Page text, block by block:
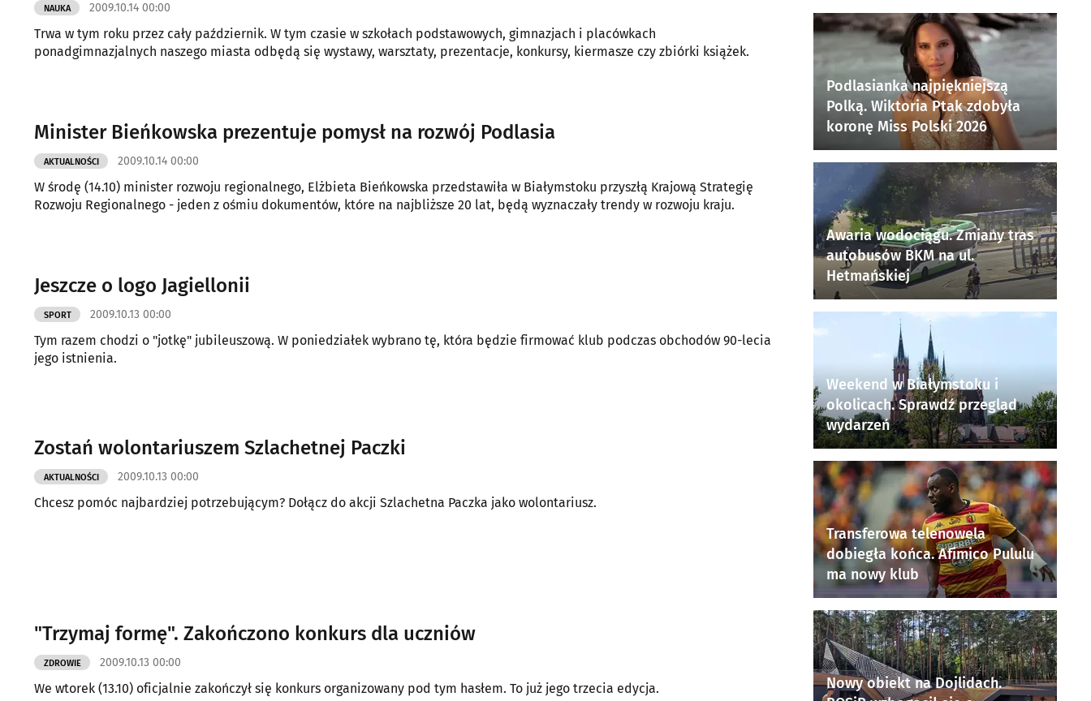
NAUKA 2009.10.14 00:00
Trwa w tym roku przez cały październik. W tym czasie w szkołach podstawowych, gimnazjach i placówkach
ponadgimnazjalnych naszego miasta odbędą się wystawy, warsztaty, prezentacje, konkursy, kiermasze czy zbiórki książek.
Minister Bieńkowska prezentuje pomysł na rozwój Podlasia
AKTUALNOŚCI 2009.10.14 00:00
W środę (14.10) minister rozwoju regionalnego, Elżbieta Bieńkowska przedstawiła w Białymstoku przyszłą Krajową Strategię
Rozwoju Regionalnego - jeden z ośmiu dokumentów, które na najbliższe 20 lat, będą wyznaczały trendy w rozwoju kraju.
Jeszcze o logo Jagiellonii
SPORT 2009.10.13 00:00
Tym razem chodzi o "jotkę" jubileuszową. W poniedziałek wybrano tę, która będzie firmować klub podczas obchodów 90-lecia
jego istnienia.
Zostań wolontariuszem Szlachetnej Paczki
AKTUALNOŚCI 2009.10.13 00:00
Chcesz pomóc najbardziej potrzebującym? Dołącz do akcji Szlachetna Paczka jako wolontariusz.
"Trzymaj formę". Zakończono konkurs dla uczniów
ZDROWIE 2009.10.13 00:00
We wtorek (13.10) oficjalnie zakończył się konkurs organizowany pod tym hasłem. To już jego trzecia edycja.
Podlasianka najpiękniejszą
Polką. Wiktoria Ptak zdobyła
koronę Miss Polski 2026
Awaria wodociągu. Zmiany tras
autobusów BKM na ul.
Hetmańskiej
Weekend w Białymstoku i
okolicach. Sprawdź przegląd
wydarzeń
Transferowa telenowela
dobiegła końca. Afimico Pululu
ma nowy klub
Nowy obiekt na Dojlidach.